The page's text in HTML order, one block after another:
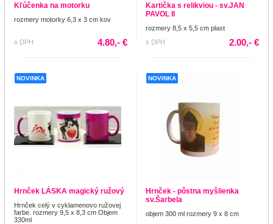
Kľúčenka na motorku
rozmery motorky 6,3 x 3 cm kov
s DPH 4.80,- €
Kartička s relikviou - sv.JAN
PAVOL II
rozmery 8,5 x 5,5 cm plast
s DPH
2.00,- €
NOVINKA
Hrnček LÁSKA magický ružový
Hrnček celý v cyklamenovo ružovej
farbe. rozmery 9,5 x 8,3 cm Objem
330ml
NOVINKA
Hrnček - pôstna myšlienka
sv.Šarbela
objem 300 ml rozmery 9 x 8 cm